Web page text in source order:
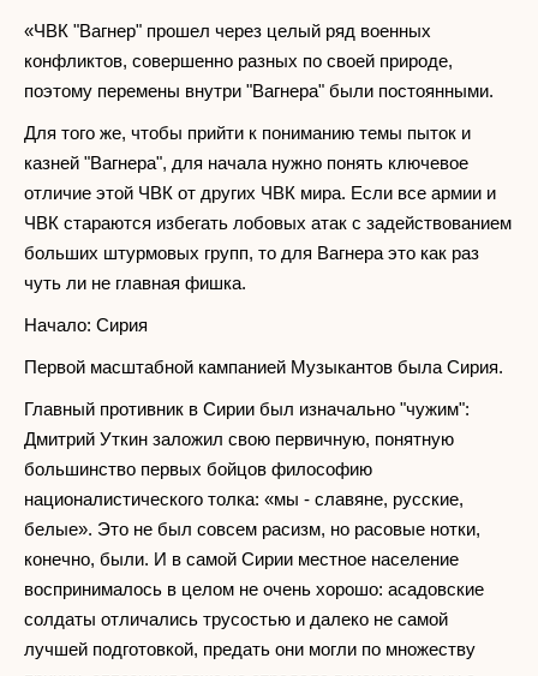
«ЧВК "Вагнер" прошел через целый ряд военных
конфликтов, совершенно разных по своей природе,
поэтому перемены внутри "Вагнера" были постоянными.
Для того же, чтобы прийти к пониманию темы пыток и
казней "Вагнера", для начала нужно понять ключевое
отличие этой ЧВК от других ЧВК мира. Если все армии и
ЧВК стараются избегать лобовых атак с задействованием
больших штурмовых групп, то для Вагнера это как раз
чуть ли не главная фишка.
Начало: Сирия
Первой масштабной кампанией Музыкантов была Сирия.
Главный противник в Сирии был изначально "чужим":
Дмитрий Уткин заложил свою первичную, понятную
большинство первых бойцов философию
националистического толка: «мы - славяне, русские,
белые». Это не был совсем расизм, но расовые нотки,
конечно, были. И в самой Сирии местное население
воспринималось в целом не очень хорошо: асадовские
солдаты отличались трусостью и далеко не самой
лучшей подготовкой, предать они могли по множеству